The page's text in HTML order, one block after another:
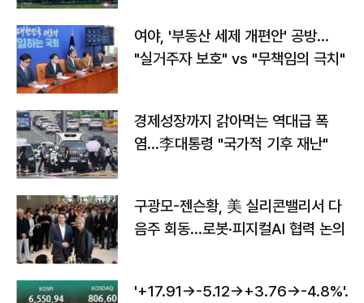
여야, '부동산 세제 개편안' 공방…
"실거주자 보호" vs "무책임의 극치"
경제성장까지 갉아먹는 역대급 폭
염…李대통령 "국가적 기후 재난"
구광모-젠슨황, 美 실리콘밸리서 다
음주 회동…로봇·피지컬AI 협력 논의
'+17.91→-5.12→+3.76→-4.8%'…'